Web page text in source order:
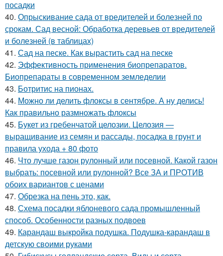
посадки
40. Опрыскивание сада от вредителей и болезней по
срокам. Сад весной: Обработка деревьев от вредителей
и болезней (в таблицах)
41. Сад на песке. Как вырастить сад на песке
42. Эффективность применения биопрепаратов.
Биопрепараты в современном земледелии
43. Ботритис на пионах.
44. Можно ли делить флоксы в сентябре. А ну делись!
Как правильно размножать флоксы
45. Букет из гребенчатой целозии. Целозия —
выращивание из семян и рассады, посадка в грунт и
правила ухода + 80 фото
46. Что лучше газон рулонный или посевной. Какой газон
выбрать: посевной или рулонной? Все ЗА и ПРОТИВ
обоих вариантов с ценами
47. Обрезка на пень это, как.
48. Схема посадки яблоневого сада промышленный
способ. Особенности разных подвоев
49. Карандаш выкройка подушка. Подушка-карандаш в
детскую своими руками